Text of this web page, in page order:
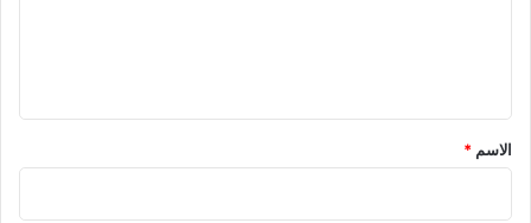
*
الاسم *